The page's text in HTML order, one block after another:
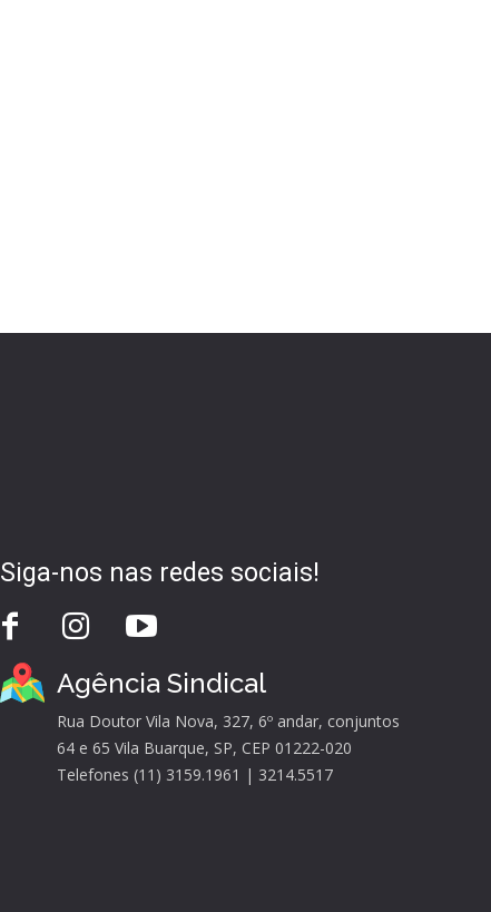
Siga-nos nas redes sociais!
Agência Sindical
Rua Doutor Vila Nova, 327, 6º andar, conjuntos
64 e 65 Vila Buarque, SP, CEP 01222-020
Telefones (11) 3159.1961 | 3214.5517